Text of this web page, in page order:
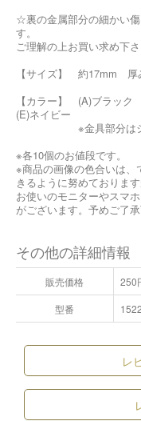
☆裏の金属部分の細かい
す。
ご理解の上お買い求め下
【サイズ】 約17mm 厚
【カラー】 (A)ブラッ
(E)ネイビー
※金具部分はシ
※各10個のお値段です。
※商品の画像の色合いは
きるように努めております
お使いのモニターやスマ
がございます。予めご了承
その他の詳細情報
販売価格
250
型番
1522
レ